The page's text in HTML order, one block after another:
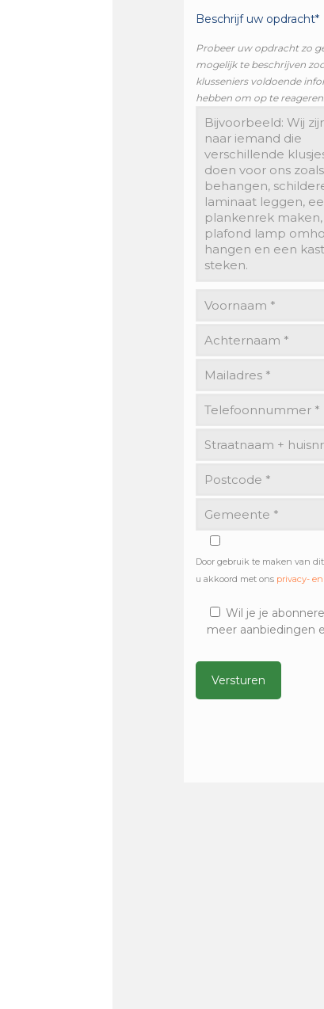
Beschrijf uw opdracht*
Probeer uw opdracht zo
mogelijk te beschrijven
klusseniers voldoende
hebben om op te reageren.
Door gebruik te maken van
u akkoord met ons privacy-
Wil je je
meer aanbiedingen